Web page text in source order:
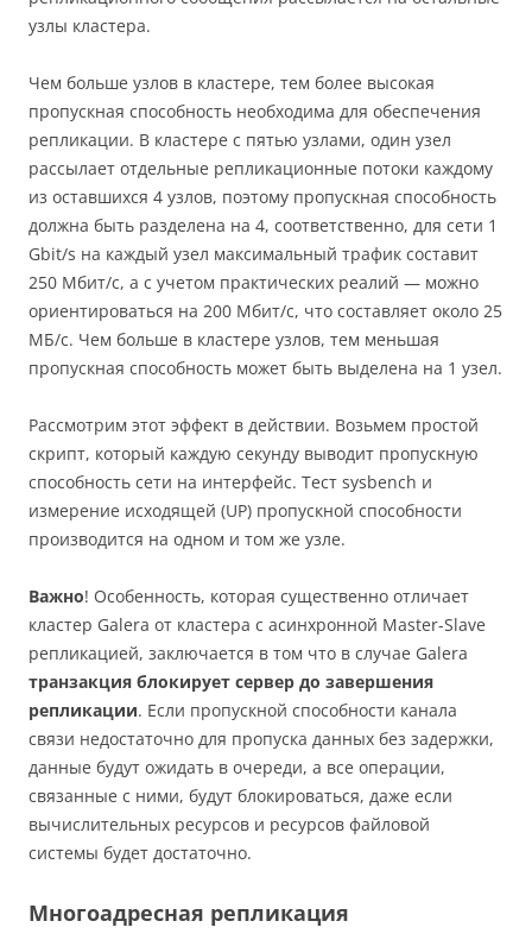
узлы кластера.
Чем больше узлов в кластере, тем более высокая
пропускная способность необходима для обеспечения
репликации. В кластере с пятью узлами, один узел
рассылает отдельные репликационные потоки каждому
из оставшихся 4 узлов, поэтому пропускная способность
должна быть разделена на 4, соответственно, для сети 1
Gbit/s на каждый узел максимальный трафик составит
250 Мбит/c, а с учетом практических реалий — можно
ориентироваться на 200 Мбит/c, что составляет около 25
МБ/c. Чем больше в кластере узлов, тем меньшая
пропускная способность может быть выделена на 1 узел.
Рассмотрим этот эффект в действии. Возьмем простой
скрипт, который каждую секунду выводит пропускную
способность сети на интерфейс. Тест sysbench и
измерение исходящей (UP) пропускной способности
производится на одном и том же узле.
Важно! Особенность, которая существенно отличает
кластер Galera от кластера с асинхронной Master-Slave
репликацией, заключается в том что в случае Galera
транзакция блокирует сервер до завершения
репликации. Если пропускной способности канала
связи недостаточно для пропуска данных без задержки,
данные будут ожидать в очереди, а все операции,
связанные с ними, будут блокироваться, даже если
вычислительных ресурсов и ресурсов файловой
системы будет достаточно.
Многоадресная репликация